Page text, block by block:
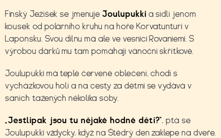
Finský Ježíšek se jmenuje Joulupukki a sídlí jenom
kousek od polárního kruhu na hoře Korvatunturi v
Laponsku. Svou dílnu má ale ve vesnici Rovaniemi. S
výrobou dárků mu tam pomáhají vánoční skřítkové.
Joulupukki má teplé červené oblečení, chodí s
vycházkovou holí a na cesty za dětmi se vydává v
saních tažených několika soby.
„Jestlipak jsou tu nějaké hodné děti?“, ptá se
Joulupukki vždycky, když na Štědrý den zaklepe na dveře.